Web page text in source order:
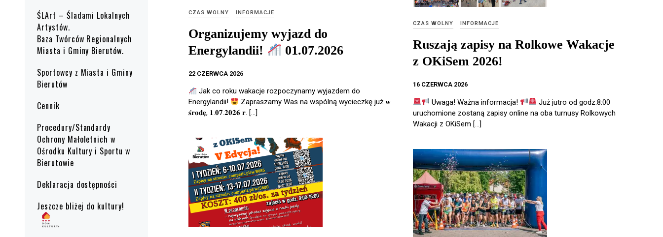
ŚLArt – Śladami Lokalnych
Artystów.
Baza Twórców Regionalnych
Miasta i Gminy Bierutów.
Sportowcy z Miasta i Gminy
Bierutów
Cennik
Procedury/Standardy
Ochrony Małoletnich w
Ośrodku Kultury i Sportu w
Bierutowie
Deklaracja dostępności
Jeszcze bliżej do kultury!
CZAS WOLNY INFORMACJE
Organizujemy wyjazd do
Energylandii!
01.07.2026
22 CZERWCA 2026
Jak co roku wakacje rozpoczynamy wyjazdem do
Energylandii!
Zapraszamy Was na wspólną wycieczkę już 𝐰
𝐬́𝐫𝐨𝐝𝐞̨, 𝟏.𝟎𝟕.𝟐𝟎𝟐𝟔 𝐫. […]
CZAS WOLNY INFORMACJE
Ruszają zapisy na Rolkowe Wakacje
z OKiSem 2026!
16 CZERWCA 2026
Uwaga! Ważna informacja!
Już jutro od godz.8:00
uruchomione zostaną zapisy online na oba turnusy Rolkowych
Wakacji z OKiSem […]